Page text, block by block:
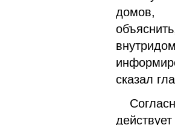
домов,
сказал